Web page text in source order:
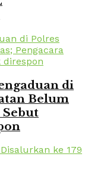
di
Belum
Sebut